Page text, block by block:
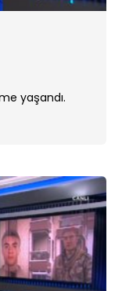
yaşandı.